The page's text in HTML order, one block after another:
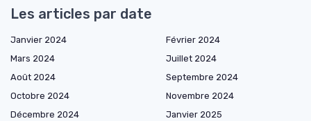
Les articles par date
Janvier 2024
Février 2024
Mars 2024
Juillet 2024
Août 2024
Septembre 2024
Octobre 2024
Novembre 2024
Décembre 2024
Janvier 2025